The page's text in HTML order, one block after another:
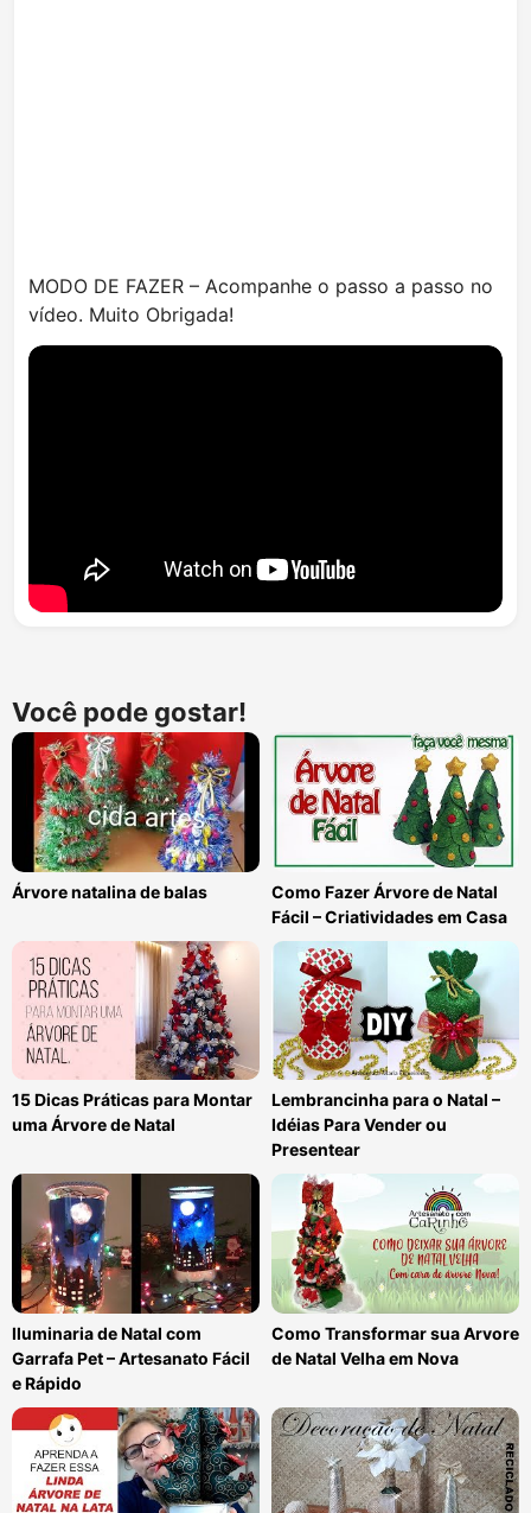
MODO DE FAZER – Acompanhe o passo a passo no
vídeo. Muito Obrigada!
Você pode gostar!
Árvore natalina de balas
Como Fazer Árvore de Natal
Fácil – Criatividades em Casa
15 Dicas Práticas para Montar
uma Árvore de Natal
Lembrancinha para o Natal –
Idéias Para Vender ou
Presentear
Iluminaria de Natal com
Garrafa Pet – Artesanato Fácil
e Rápido
Como Transformar sua Arvore
de Natal Velha em Nova